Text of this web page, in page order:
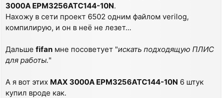
3000A EPM3256ATC144-10N.
Нахожу в сети проект 6502 одним файлом verilog,
компилирую, и он в неё не лезет...
Дальше fifan мне посоветует "искать подходящую ПЛИС
для работы."
А я вот этих MAX 3000A EPM3256ATC144-10N 6 штук
купил вроде как.